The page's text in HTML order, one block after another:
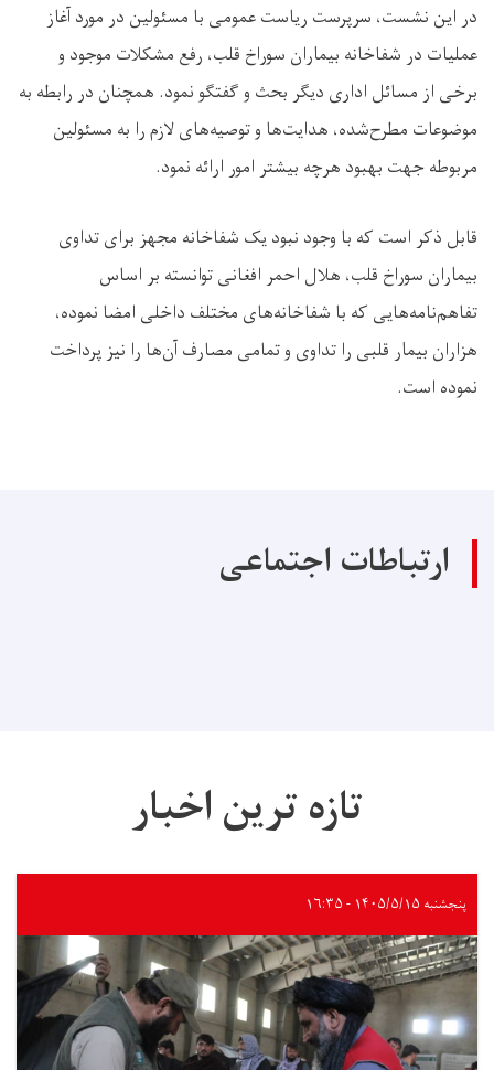
در این نشست، سرپرست ریاست عمومی با مسئولین در مورد آغاز
عملیات در شفاخانه بیماران سوراخ قلب، رفع مشکلات موجود و
برخی اﺯ مسائل اداری دیگر بحث و گفتگو نمود. همچنان در رابطه به
موضوعات مطرح‌شده، هدایت‌ها و توصیه‌های لازم را به مسئولین
مربوطه جهت بهبود هرچه بیشتر امور ارائه نمود.
قابل ذکر است که با وجود نبود یک شفاخانه مجهز برای تداوی
بیماران سوراخ قلب، هلال احمر افغانی توانسته بر اساس
تفاهم‌نامه‌هایی که با شفاخانه‌های مختلف داخلی امضا نموده،
هزاران بیمار قلبی را تداوی و تمامی مصارف آن‌ها را نیز پرداخت
نموده است.
ارتباطات اجتماعی
تازه ترین اخبار
پنجشنبه ۱۴۰۵/۵/۱۵ - ۱۶:۳۵